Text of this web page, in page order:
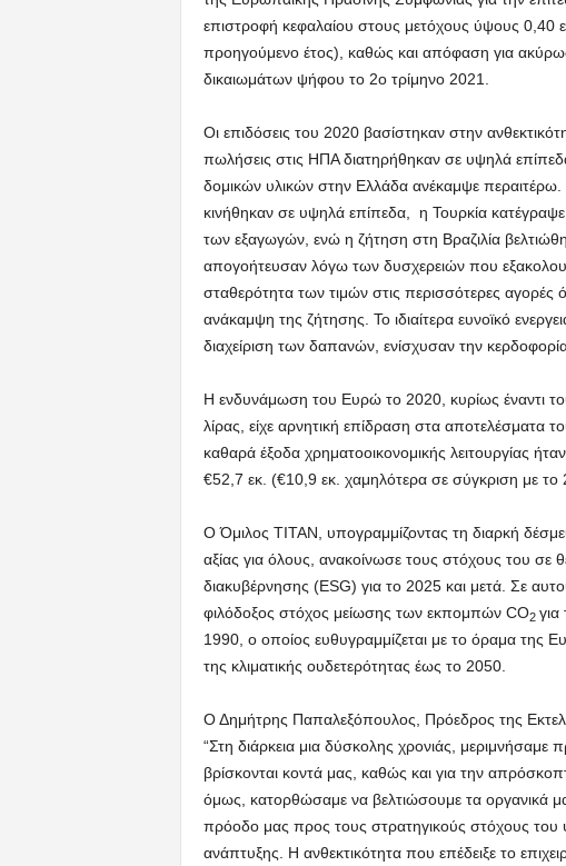
επιστροφή κεφαλαίου στους μετόχους ύψους
προηγούμενο έτος), καθώς και απόφαση για
δικαιωμάτων ψήφου το 2ο τρίμηνο 2021.
Οι επιδόσεις του 2020 βασίστηκαν στην
πωλήσεις στις ΗΠΑ διατηρήθηκαν σε υψηλά
δομικών υλικών στην Ελλάδα ανέκαμψε
κινήθηκαν σε υψηλά επίπεδα, η Τουρκία
των εξαγωγών, ενώ η ζήτηση στη Βραζιλία
απογοήτευσαν λόγω των δυσχερειών που
σταθερότητα των τιμών στις περισσότερες
ανάκαμψη της ζήτησης. Το ιδιαίτερα ευνοϊκό
διαχείριση των δαπανών, ενίσχυσαν την
Η ενδυνάμωση του Ευρώ το 2020, κυρίως έναντι
λίρας, είχε αρνητική επίδραση στα αποτελέσματα
καθαρά έξοδα χρηματοοικονομικής λειτουργίας
€52,7 εκ. (€10,9 εκ. χαμηλότερα σε σύγκριση με το
Ο Όμιλος TITAN, υπογραμμίζοντας τη διαρκή
αξίας για όλους, ανακοίνωσε τους στόχους του σε
διακυβέρνησης (ESG) για το 2025 και μετά. Σε
φιλόδοξος στόχος μείωσης των εκπομπών CO2
1990, ο οποίος ευθυγραμμίζεται με το όραμα της
της κλιματικής ουδετερότητας έως το 2050.
Ο Δημήτρης Παπαλεξόπουλος, Πρόεδρος της
“Στη διάρκεια μια δύσκολης χρονιάς, μεριμνήσαμε
βρίσκονται κοντά μας, καθώς και για την
όμως, κατορθώσαμε να βελτιώσουμε τα οργανικά
πρόοδο μας προς τους στρατηγικούς στόχους του
ανάπτυξης. Η ανθεκτικότητα που επέδειξε το